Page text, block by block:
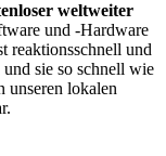
weltweiter
und -Hardware
reaktionsschnell und
sie so schnell wie
unseren lokalen